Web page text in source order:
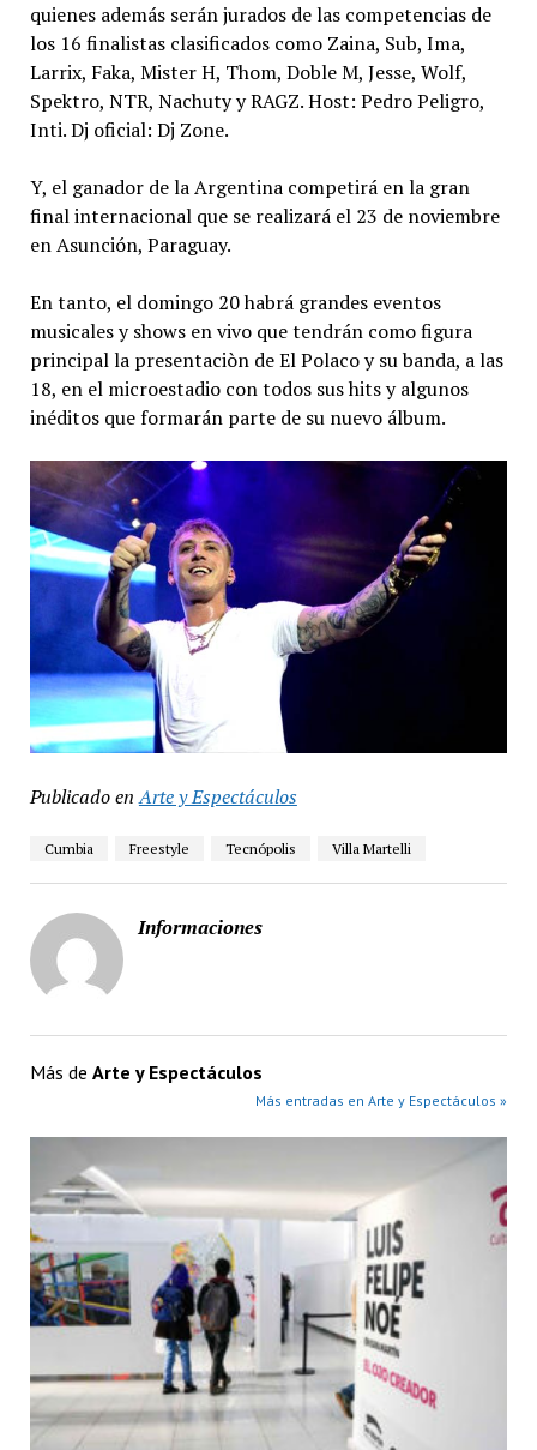
quienes además serán jurados de las competencias de
los 16 finalistas clasificados como Zaina, Sub, Ima,
Larrix, Faka, Mister H, Thom, Doble M, Jesse, Wolf,
Spektro, NTR, Nachuty y RAGZ. Host: Pedro Peligro,
Inti. Dj oficial: Dj Zone.
Y, el ganador de la Argentina competirá en la gran
final internacional que se realizará el 23 de noviembre
en Asunción, Paraguay.
En tanto, el domingo 20 habrá grandes eventos
musicales y shows en vivo que tendrán como figura
principal la presentaciòn de El Polaco y su banda, a las
18, en el microestadio con todos sus hits y algunos
inéditos que formarán parte de su nuevo álbum.
Publicado en Arte y Espectáculos
Cumbia Freestyle Tecnópolis Villa Martelli
Informaciones
Más de Arte y Espectáculos
Más entradas en Arte y Espectáculos »